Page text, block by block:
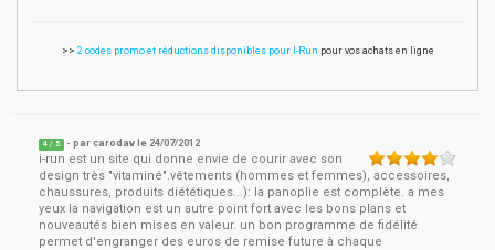
>> 2 codes promo et réductions disponibles pour I-Run pour vos achats en ligne
4 / 5 - parcarodav le 24/07/2012
i-run est un site qui donne envie de courir avec son
design très "vitaminé".vêtements (hommes et femmes), accessoires,
chaussures, produits diététiques...): la panoplie est complète. a mes
yeux la navigation est un autre point fort avec les bons plans et
nouveautés bien mises en valeur. un bon programme de fidélité
permet d'engranger des euros de remise future à chaque